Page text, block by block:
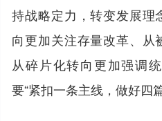
持战略定力，转变发展理
向更加关注存量改革、从
从碎片化转向更加强调
要“紧扣一条主线，做好四篇